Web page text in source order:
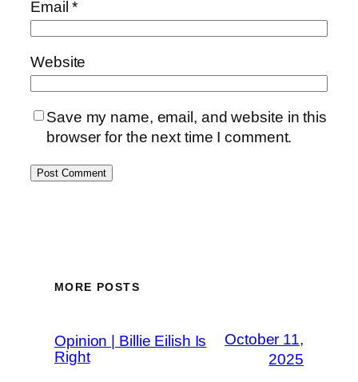
Email*
Website
Save my name, email, and website in this
browser for the next time I comment.
MORE POSTS
Opinion | Billie Eilish Is
Right
October 11,
2025